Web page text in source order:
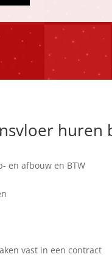
huren
en afbouw en BTW
vast in een contract